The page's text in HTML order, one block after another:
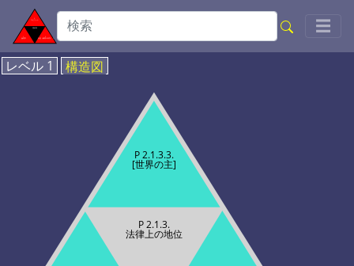
☰
レベル 1 構造図
P 2.1.3.
法律上の地位
P 2.1.3.3.
[世界の主]